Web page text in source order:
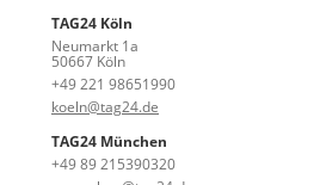
TAG24 Köln
Neumarkt 1a
50667 Köln
+49 221 98651990
koeln@tag24.de
TAG24 München
+49 89 215390320